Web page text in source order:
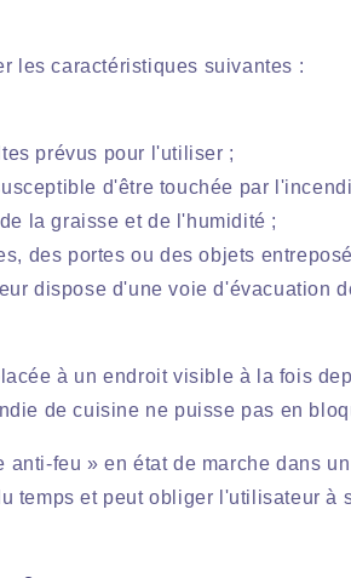
les caractéristiques suivantes :
prévus pour l'utiliser ;
d'être touchée par
la graisse et de l'humidité ;
des portes ou des objets
dispose d'une voie d'évacuation
à un endroit visible à la fois
de cuisine ne puisse pas en
anti-feu » en état de marche dans
temps et peut obliger l'utilisateur à